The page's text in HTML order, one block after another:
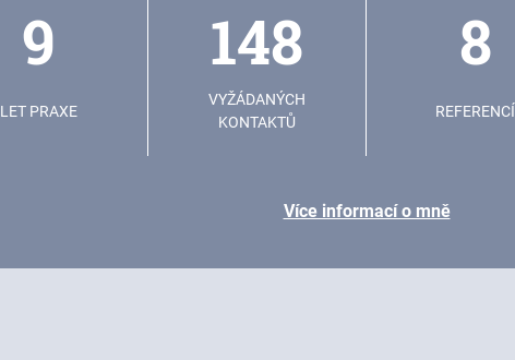
9
LET PRAXE
148
VYŽÁDANÝCH
KONTAKTŮ
8
REFERENCÍ
Více informací o mně